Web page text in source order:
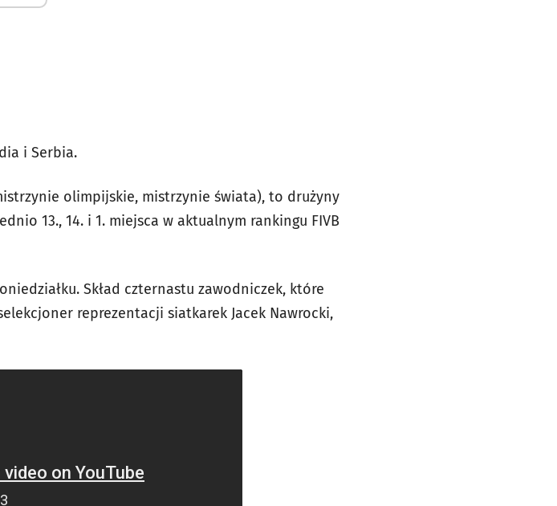
i Serbia.
olimpijskie, mistrzynie świata), to drużyny
13., 14. i 1. miejsca w aktualnym rankingu FIVB
Skład czternastu zawodniczek, które
reprezentacji siatkarek Jacek Nawrocki,